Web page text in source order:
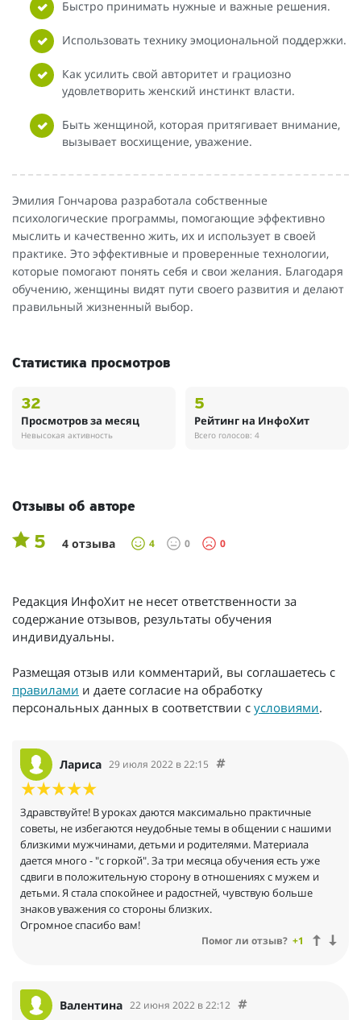
Быстро принимать нужные и важные решения.
Использовать технику эмоциональной поддержки.
Как усилить свой авторитет и грациозно
удовлетворить женский инстинкт власти.
Быть женщиной, которая притягивает внимание,
вызывает восхищение, уважение.
Эмилия Гончарова разработала собственные
психологические программы, помогающие эффективно
мыслить и качественно жить, их и использует в своей
практике. Это эффективные и проверенные технологии,
которые помогают понять себя и свои желания. Благодаря
обучению, женщины видят пути своего развития и делают
правильный жизненный выбор.
Статистика просмотров
32
Просмотров за месяц
Невысокая активность
5
Рейтинг на ИнфоХит
Всего голосов: 4
Отзывы об авторе
5 4 отзыва 4 0 0
Редакция ИнфоХит не несет ответственности за
содержание отзывов, результаты обучения
индивидуальны.
Размещая отзыв или комментарий, вы соглашаетесь с
правилами и даете согласие на обработку
персональных данных в соответствии с условиями.
Лариса 29 июля 2022 в 22:15
Здравствуйте! В уроках даются максимально практичные
советы, не избегаются неудобные темы в общении с нашими
близкими мужчинами, детьми и родителями. Материала
дается много - "с горкой". За три месяца обучения есть уже
сдвиги в положительную сторону в отношениях с мужем и
детьми. Я стала спокойнее и радостней, чувствую больше
знаков уважения со стороны близких.
Огромное спасибо вам!
Помог ли отзыв? +1
Валентина 22 июня 2022 в 22:12